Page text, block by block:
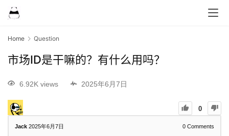
Home Question
市场ID是干嘛的？有什么用吗？
6.92K views 2025年6月7日
0
Jack 2025年6月7日 0 Comments